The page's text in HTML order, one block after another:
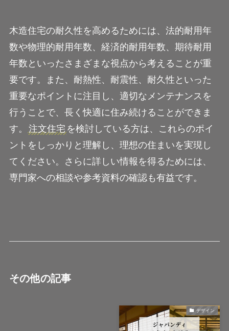
木造住宅の耐久性を高めるためには、法的耐用年
数や物理的耐用年数、経済的耐用年数、期待耐用
年数といったさまざまな視点から考えることが重
要です。また、耐熱性、耐震性、耐久性といった
重要なポイントに注目し、適切なメンテナンスを
行うことで、長く快適に住み続けることができま
す。
注文住宅 を検討している方は、これらのポイ
ントをしっかりと理解し、理想の住まいを実現し
てください。さらに詳しい情報を得るためには、
専門家への相談や参考資料の確認も有益です。
その他の記事
デザイン